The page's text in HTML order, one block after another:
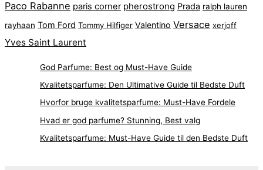
Paco Rabanne paris corner pherostrong Prada ralph lauren
rayhaan Tom Ford Tommy Hilfiger Valentino Versace xerjoff
Yves Saint Laurent
God Parfume: Best og Must-Have Guide
Kvalitetsparfume: Den Ultimative Guide til Bedste Duft
Hvorfor bruge kvalitetsparfume: Must-Have Fordele
Hvad er god parfume? Stunning, Best valg
Kvalitetsparfume: Must-Have Guide til den Bedste Duft